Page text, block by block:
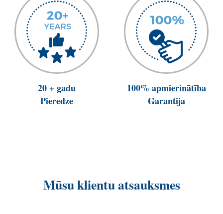
20 + gadu
Pieredze
100% apmierinātība
Garantija
Mūsu klientu atsauksmes